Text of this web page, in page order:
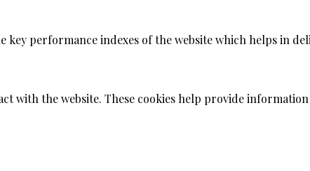
key performance indexes of the website which helps in
with the website. These cookies help provide